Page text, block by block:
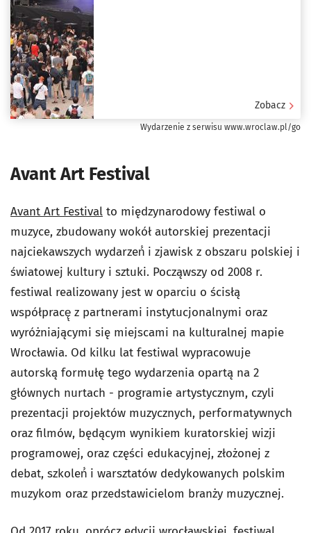
Zobacz
Wydarzenie z serwisu www.wroclaw.pl/go
Avant Art Festival
Avant Art Festival to międzynarodowy festiwal o
muzyce, zbudowany wokół autorskiej prezentacji
najciekawszych wydarzeń́ i zjawisk z obszaru polskiej i
światowej kultury i sztuki. Począwszy od 2008 r.
festiwal realizowany jest w oparciu o ścisłą
współpracę̨ z partnerami instytucjonalnymi oraz
wyróżniającymi się miejscami na kulturalnej mapie
Wrocławia. Od kilku lat festiwal wypracowuje
autorską formułę tego wydarzenia opartą na 2
głównych nurtach - programie artystycznym, czyli
prezentacji projektów muzycznych, performatywnych
oraz filmów, będącym wynikiem kuratorskiej wizji
programowej, oraz części edukacyjnej, złożonej z
debat, szkoleń́ i warsztatów dedykowanych polskim
muzykom oraz przedstawicielom branży muzycznej.